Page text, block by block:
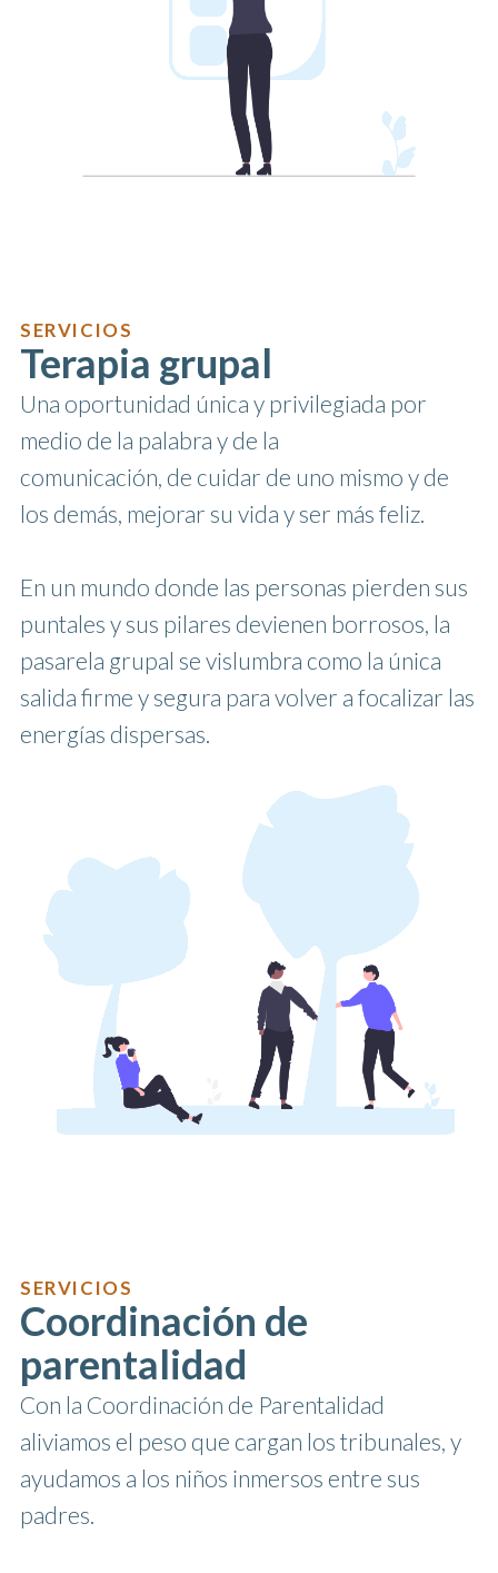
SERVICIOS
Terapia grupal
Una oportunidad única y privilegiada por
medio de la palabra y de la
comunicación, de cuidar de uno mismo y de
los demás, mejorar su vida y ser más feliz.
En un mundo donde las personas pierden sus
puntales y sus pilares devienen borrosos, la
pasarela grupal se vislumbra como la única
salida firme y segura para volver a focalizar las
energías dispersas.
SERVICIOS
Coordinación de
parentalidad
Con la Coordinación de Parentalidad
aliviamos el peso que cargan los tribunales, y
ayudamos a los niños inmersos entre sus
padres.